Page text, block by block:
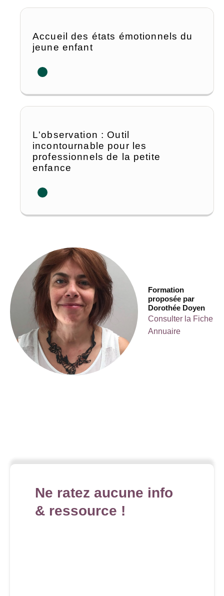
Accueil des états émotionnels du
jeune enfant
L'observation : Outil
incontournable pour les
professionnels de la petite
enfance
Formation
proposée par
Dorothée Doyen
Consulter la Fiche
Annuaire
Ne ratez aucune info
& ressource !